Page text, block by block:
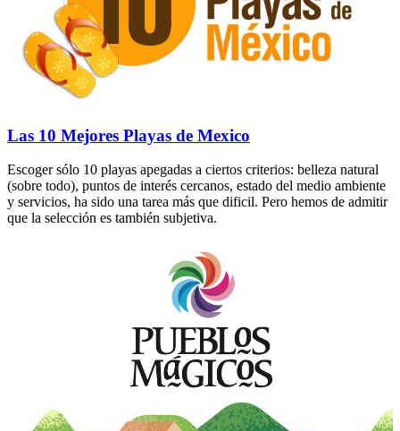
Las 10 Mejores Playas de Mexico
Escoger sólo 10 playas apegadas a ciertos criterios: belleza natural
(sobre todo), puntos de interés cercanos, estado del medio ambiente
y servicios, ha sido una tarea más que dificil. Pero hemos de admitir
que la selección es también subjetiva.